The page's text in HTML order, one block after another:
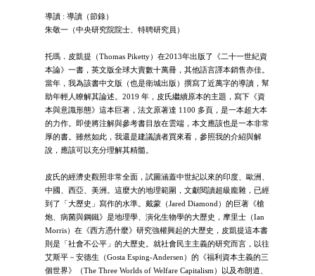
導讀 : 導讀（節錄）
朱敬一（中央研究院院士、特聘研究員）
托瑪．皮凱提（Thomas Piketty）在2013年出版了《二十一世紀資
本論》一書，英文版全球大賣數十萬冊，其他語言譯本銷售亦佳。
當年，我為該書中文版（也是衛城出版）撰寫了近萬字的導讀，幫
助年輕人瞭解其論述。2019 年，皮氏繼續原本的主題，寫下《資
本與意識形態》這本巨著，法文原著達 1100 多頁，是一本超大本
的力作。即使將注解與參考書目放在雲端，本文應該也是一本非常
厚的書。雖然如此，我還是建議讀者買來看，參照我的介紹與解
說，應該可以充分理解其精髓。
皮氏的經濟史觀照非常全面，試圖涵蓋中世紀以來的印度、歐洲、
中國、西亞、美洲。這麼大的地理範圍，文獻閱讀超級龐雜，已經
到了「大歷史」寫作的水準。戴蒙（Jared Diamond）的巨著《槍
炮、病菌與鋼鐵》是地理學、演化生物學的大歷史，摩里士（Ian
Morris）在《西方憑什麼》研究強權興起的大歷史，皮凱提這本書
則是「社會不公平」的大歷史。就社會民主主義的研究而言，以往
艾斯平－安德生（Gosta Esping-Andersen）的《福利資本主義的三
個世界》（The Three Worlds of Welfare Capitalism）以及布朗道、